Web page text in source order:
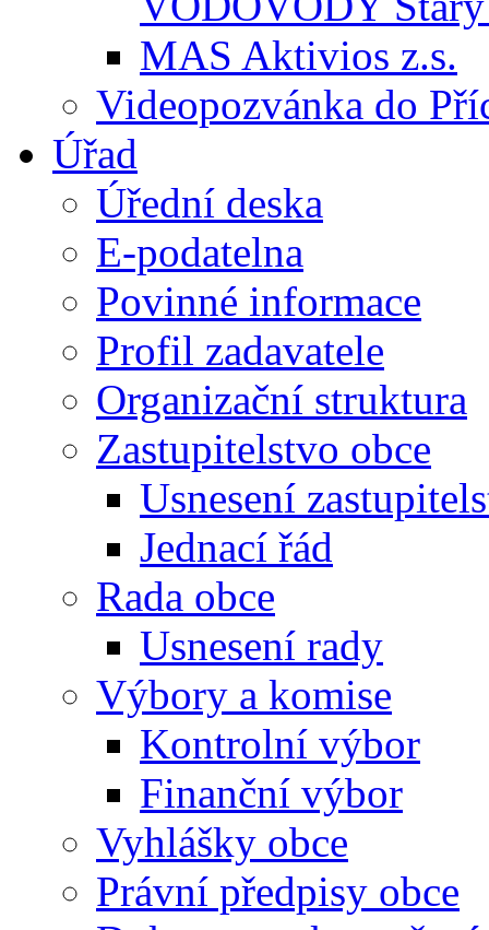
MAS Aktivios z.s.
Videopozvánka do
Úřad
Úřední deska
E-podatelna
Povinné informace
Profil zadavatele
Organizační struktura
Zastupitelstvo obce
Usnesení
Jednací řád
Rada obce
Usnesení rady
Výbory a komise
Kontrolní výbor
Finanční výbor
Vyhlášky obce
Právní předpisy obce